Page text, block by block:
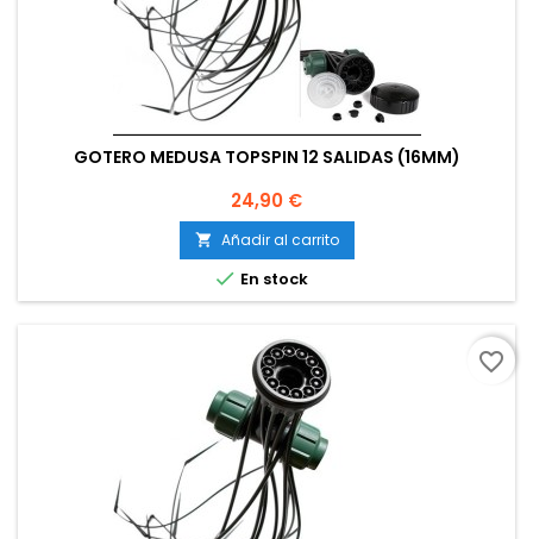
GOTERO MEDUSA TOPSPIN 12 SALIDAS (16MM)
Precio
24,90 €
 Añadir al carrito
 En stock
favorite_border